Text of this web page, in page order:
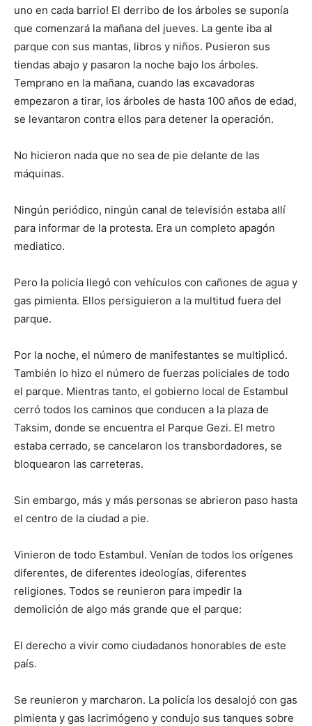
uno en cada barrio! El derribo de los árboles se suponía
que comenzará la mañana del jueves. La gente iba al
parque con sus mantas, libros y niños. Pusieron sus
tiendas abajo y pasaron la noche bajo los árboles.
Temprano en la mañana, cuando las excavadoras
empezaron a tirar, los árboles de hasta 100 años de edad,
se levantaron contra ellos para detener la operación.
No hicieron nada que no sea de pie delante de las
máquinas.
Ningún periódico, ningún canal de televisión estaba allí
para informar de la protesta. Era un completo apagón
mediatico.
Pero la policía llegó con vehículos con cañones de agua y
gas pimienta. Ellos persiguieron a la multitud fuera del
parque.
Por la noche, el número de manifestantes se multiplicó.
También lo hizo el número de fuerzas policiales de todo
el parque. Mientras tanto, el gobierno local de Estambul
cerró todos los caminos que conducen a la plaza de
Taksim, donde se encuentra el Parque Gezi. El metro
estaba cerrado, se cancelaron los transbordadores, se
bloquearon las carreteras.
Sin embargo, más y más personas se abrieron paso hasta
el centro de la ciudad a pie.
Vinieron de todo Estambul. Venían de todos los orígenes
diferentes, de diferentes ideologías, diferentes
religiones. Todos se reunieron para impedir la
demolición de algo más grande que el parque:
El derecho a vivir como ciudadanos honorables de este
país.
Se reunieron y marcharon. La policía los desalojó con gas
pimienta y gas lacrimógeno y condujo sus tanques sobre